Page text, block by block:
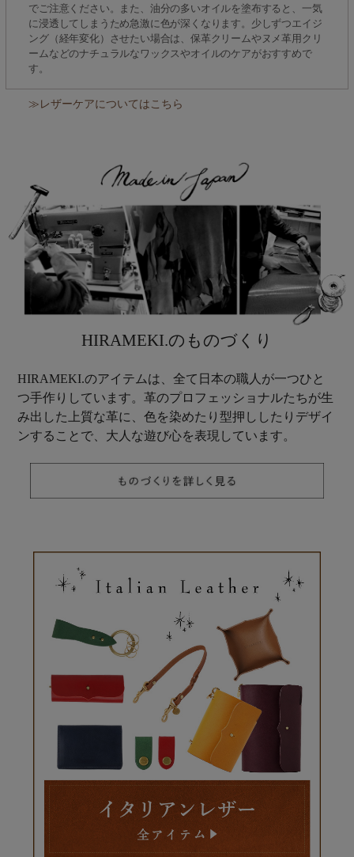
でご注意ください。また、油分の多いオイルを塗布すると、一気
に浸透してしまうため急激に色が深くなります。少しずつエイジ
ング（経年変化）させたい場合は、保革クリームやヌメ革用クリ
ームなどのナチュラルなワックスやオイルのケアがおすすめで
す。
≫レザーケアについてはこちら
HIRAMEKI.のものづくり
HIRAMEKI.のアイテムは、全て日本の職人が一つひと
つ手作りしています。革のプロフェッショナルたちが生
み出した上質な革に、色を染めたり型押ししたりデザイ
ンすることで、大人な遊び心を表現しています。